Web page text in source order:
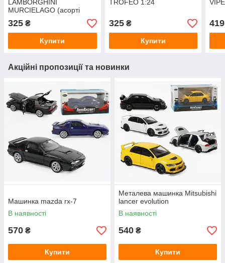
LAMBORGHINI
MURCIELAGO (асорті
жовтий, червоний, 1:24)
325 ₴
Купити
TROFEO 1:24
325₴
Купити
419
Акційні пропозиції та новинки
Машинка mazda rx-7
В наявності
570 ₴
Купити
Металева машинка Mitsubishi
lancer evolution
В наявності
540 ₴
Купити